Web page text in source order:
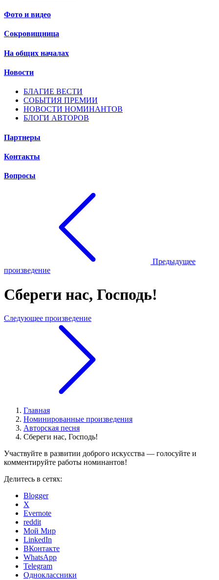
Фото и видео
Сокровищница
На общих началах
Новости
БЛАГИЕ ВЕСТИ
СОБЫТИЯ ПРЕМИИ
НОВОСТИ НОМИНАНТОВ
БЛОГИ АВТОРОВ
Партнеры
Контакты
Вопросы
Предыдущее
произведение
Сбереги нас, Господь!
Следующее произведение
Главная
Номинированные произведения
Авторская песня
Сбереги нас, Господь!
Участвуйте в развитии доброго искусства — голосуйте и
комментируйте работы номинантов!
Делитесь в сетях:
Blogger
X
Evernote
reddit
Мой Мир
LinkedIn
ВКонтакте
WhatsApp
Telegram
Одноклассники